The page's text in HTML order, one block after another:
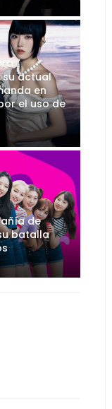
su actual
en
el uso de
de
batalla